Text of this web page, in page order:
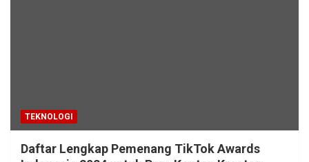
TEKNOLOGI
Daftar Lengkap Pemenang TikTok Awards